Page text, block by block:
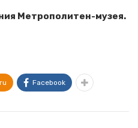
Метрополитен-музея.
Facebook